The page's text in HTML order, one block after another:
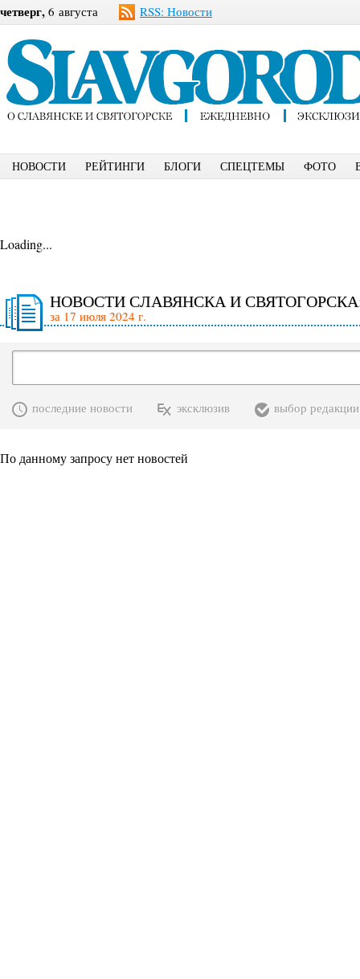
четверг, 6 августа RSS: Новости
НОВОСТИ РЕЙТИНГИ БЛОГИ СПЕЦТЕМЫ ФОТО
Loading...
НОВОСТИ СЛАВЯНСКА И
за 17 июля 2024 г.
последние новости эксклюзив выбор редакции
По данному запросу нет новостей